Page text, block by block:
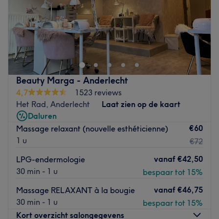
Go to venue
Zondag
19:00
Découvrez KOSY L’Institut, un magnifique institut de
beauté.
KOSY est l’endroit en vogue par excellence à Bruxelles.
Vous serez accueillis dans ce lieu raffiné par une équipe
de professionnels composée également d’un pool
masculin. Vous serez séduit par leur savoir faire, la
qualité des produits et impressionnés par les appareils
corps et visage de dernière technologie
Pour un instant de plaisir tout doux : le salon n’attend plus
que vous !
Beauty Marga - Anderlecht
4,7
1523 reviews
Het Rad, Anderlecht
Laat zien op de kaart
Daluren
Massage relaxant (nouvelle esthéticienne)
1 u
€60
€72
LPG-endermologie
30 min - 1 u
vanaf €42,50
bespaar tot 15%
Massage RELAXANT à la bougie
30 min - 1 u
vanaf €46,75
bespaar tot 15%
Kort overzicht salongegevens